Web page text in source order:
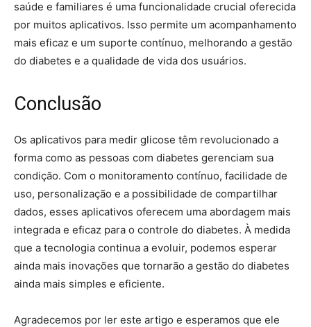
saúde e familiares é uma funcionalidade crucial oferecida
por muitos aplicativos. Isso permite um acompanhamento
mais eficaz e um suporte contínuo, melhorando a gestão
do diabetes e a qualidade de vida dos usuários.
Conclusão
Os aplicativos para medir glicose têm revolucionado a
forma como as pessoas com diabetes gerenciam sua
condição. Com o monitoramento contínuo, facilidade de
uso, personalização e a possibilidade de compartilhar
dados, esses aplicativos oferecem uma abordagem mais
integrada e eficaz para o controle do diabetes. À medida
que a tecnologia continua a evoluir, podemos esperar
ainda mais inovações que tornarão a gestão do diabetes
ainda mais simples e eficiente.
Agradecemos por ler este artigo e esperamos que ele